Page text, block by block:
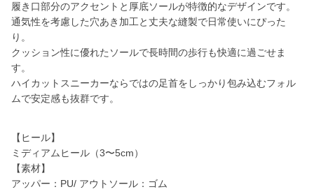
履き口部分のアクセントと厚底ソールが特徴的なデザインです。
通気性を考慮した穴あき加工と丈夫な縫製で日常使いにぴった
り。
クッション性に優れたソールで長時間の歩行も快適に過ごせま
す。
ハイカットスニーカーならではの足首をしっかり包み込むフォル
ムで安定感も抜群です。
【ヒール】
ミディアムヒール（3〜5cm）
【素材】
アッパー：PU/ アウトソール：ゴム